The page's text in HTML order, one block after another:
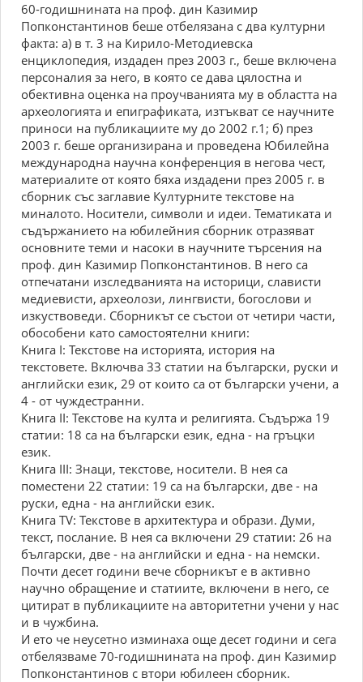
60-годишнината на проф. дин Казимир
Попконстантинов беше отбелязана с два културни
факта: а) в т. 3 на Кирило-Методиевска
енциклопедия, издаден през 2003 г., беше включена
персоналия за него, в която се дава цялостна и
обективна оценка на проучванията му в областта на
археологията и епиграфиката, изтъкват се научните
приноси на публикациите му до 2002 г.1; б) през
2003 г. беше организирана и проведена Юбилейна
международна научна конференция в негова чест,
материалите от която бяха издадени през 2005 г. в
сборник със заглавие Културните текстове на
миналото. Носители, символи и идеи. Тематиката и
съдържанието на юбилейния сборник отразяват
основните теми и насоки в научните търсения на
проф. дин Казимир Попконстантинов. В него са
отпечатани изследванията на историци, слависти
медиевисти, археолози, лингвисти, богослови и
изкуствоведи. Сборникът се състои от четири части,
обособени като самостоятелни книги:
Книга I: Текстове на историята, история на
текстовете. Включва 33 статии на български, руски и
английски език, 29 от които са от български учени, а
4 - от чуждестранни.
Книга II: Текстове на култа и религията. Съдържа 19
статии: 18 са на български език, една - на гръцки
език.
Книга III: Знаци, текстове, носители. В нея са
поместени 22 статии: 19 са на български, две - на
руски, една - на английски език.
Книга TV: Текстове в архитектура и образи. Думи,
текст, послание. В нея са включени 29 статии: 26 на
български, две - на английски и една - на немски.
Почти десет години вече сборникът е в активно
научно обращение и статиите, включени в него, се
цитират в публикациите на авторитетни учени у нас
и в чужбина.
И ето че неусетно изминаха още десет години и сега
отбелязваме 70-годишнината на проф. дин Казимир
Попконстантинов с втори юбилеен сборник.